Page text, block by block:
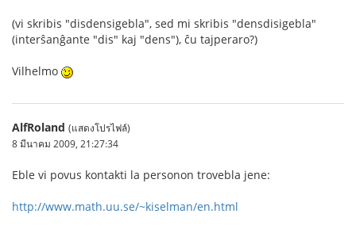
(vi skribis "disdensigebla", sed mi skribis "densdisigebla"
(interŝanĝante "dis" kaj "dens"), ĉu tajperaro?)
Vilhelmo
AlfRoland (แสดงโปรไฟล์)
8 มีนาคม 2009, 21:27:34
Eble vi povus kontakti la personon trovebla jene:
http://www.math.uu.se/~kiselman/en.html